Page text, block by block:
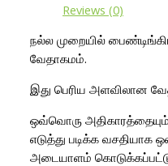
Reviews (0)
நல்ல முறையில்
வேதாகமம்.
இது பெரிய அளவிலான
ஒவ்வொரு அதிகாரத்தையும்
எடுத்து படிக்க வசதியாக
அடையாளம்